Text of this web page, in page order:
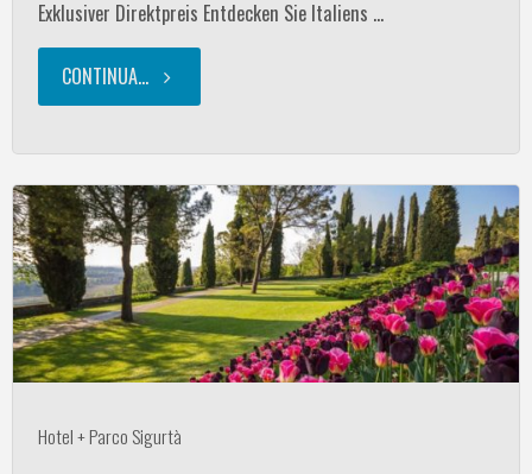
Exklusiver Direktpreis Entdecken Sie Italiens …
CONTINUA..."Hotel
Parco
Sigurtà"
Hotel + Parco Sigurtà